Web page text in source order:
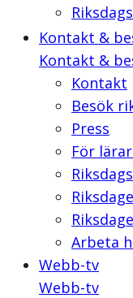
Kontakt &
Kontakt &
Kontakt
Besök
Press
För
Arbeta
Webb-tv
Webb-tv